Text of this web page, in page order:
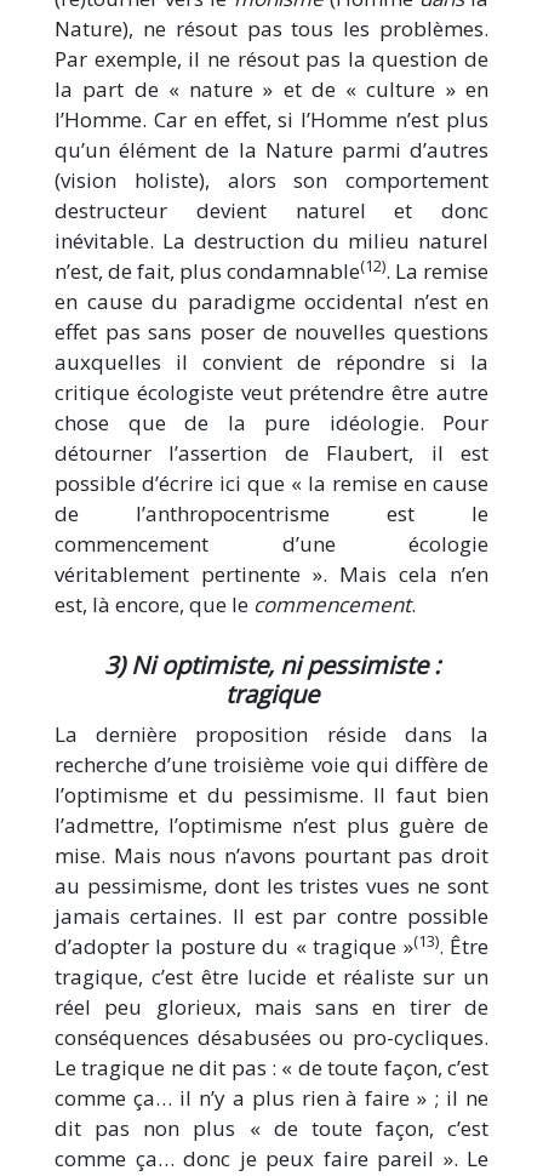
Nature), ne résout pas tous les problèmes.
Par exemple, il ne résout pas la question de
la part de « nature » et de « culture » en
l’Homme. Car en effet, si l’Homme n’est plus
qu’un élément de la Nature parmi d’autres
(vision holiste), alors son comportement
destructeur devient naturel et donc
inévitable. La destruction du milieu naturel
n’est, de fait, plus condamnable(12). La remise
en cause du paradigme occidental n’est en
effet pas sans poser de nouvelles questions
auxquelles il convient de répondre si la
critique écologiste veut prétendre être autre
chose que de la pure idéologie. Pour
détourner l’assertion de Flaubert, il est
possible d’écrire ici que « la remise en cause
de l’anthropocentrisme est le
commencement d’une écologie
véritablement pertinente ». Mais cela n’en
est, là encore, que le commencement.
3) Ni optimiste, ni pessimiste :
tragique
La dernière proposition réside dans la
recherche d’une troisième voie qui diffère de
l’optimisme et du pessimisme. Il faut bien
l’admettre, l’optimisme n’est plus guère de
mise. Mais nous n’avons pourtant pas droit
au pessimisme, dont les tristes vues ne sont
jamais certaines. Il est par contre possible
d’adopter la posture du « tragique »(13). Être
tragique, c’est être lucide et réaliste sur un
réel peu glorieux, mais sans en tirer de
conséquences désabusées ou pro-cycliques.
Le tragique ne dit pas : « de toute façon, c’est
comme ça… il n’y a plus rien à faire » ; il ne
dit pas non plus « de toute façon, c’est
comme ça… donc je peux faire pareil ». Le